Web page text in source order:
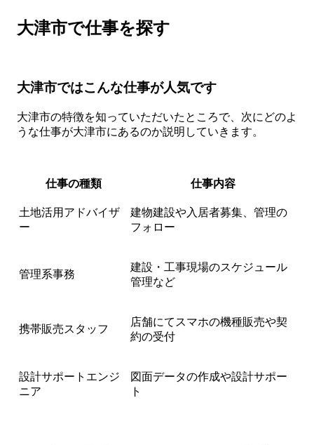
大津市で仕事を探す
大津市ではこんな仕事が人気です
大津市の特徴を知っていただいたところで、次にどのよ
うな仕事が大津市にあるのか説明していきます。
仕事の種類 仕事内容
土地活用アドバイザ
ー
建物建設や入居者募集、管理の
フォロー
管理系事務
建設・工事現場のスケジュール
管理など
携帯販売スタッフ
店舗にてスマホの機種販売や契
約の受付
設計サポートエンジ
ニア
図面データの作成や設計サポー
ト